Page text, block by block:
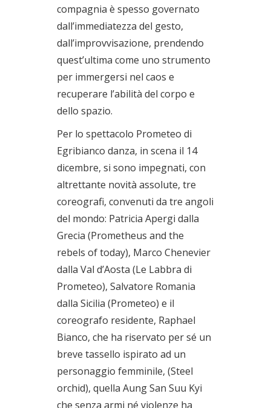
compagnia è spesso governato
dall’immediatezza del gesto,
dall’improvvisazione, prendendo
quest’ultima come uno strumento
per immergersi nel caos e
recuperare l’abilità del corpo e
dello spazio.
Per lo spettacolo Prometeo di
Egribianco danza, in scena il 14
dicembre, si sono impegnati, con
altrettante novità assolute, tre
coreografi, convenuti da tre angoli
del mondo: Patricia Apergi dalla
Grecia (Prometheus and the
rebels of today), Marco Chenevier
dalla Val d’Aosta (Le Labbra di
Prometeo), Salvatore Romania
dalla Sicilia (Prometeo) e il
coreografo residente, Raphael
Bianco, che ha riservato per sé un
breve tassello ispirato ad un
personaggio femminile, (Steel
orchid), quella Aung San Suu Kyi
che senza armi né violenze ha